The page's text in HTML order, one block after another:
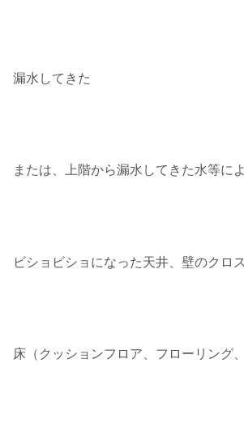
漏水してきた
または、上階から漏水してきた水等に
ビショビショになった天井、壁のクロ
床（クッションフロア、フローリング